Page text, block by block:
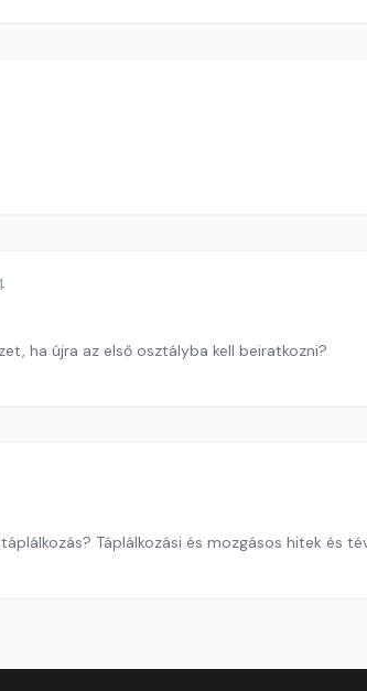
ha újra az első osztályba kell beiratkozni?
Táplálkozási és mozgásos hitek és